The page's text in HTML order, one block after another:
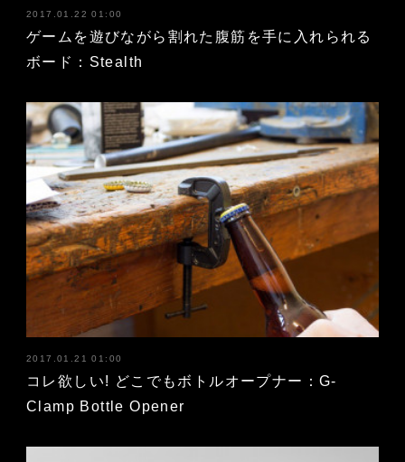
2017.01.22 01:00
ゲームを遊びながら割れた腹筋を手に入れられる
ボード：Stealth
2017.01.21 01:00
コレ欲しい! どこでもボトルオープナー：G-
Clamp Bottle Opener